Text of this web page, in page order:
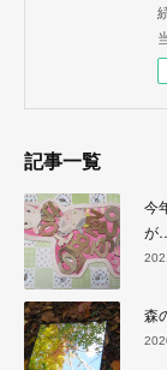
記事一覧
今
が
森